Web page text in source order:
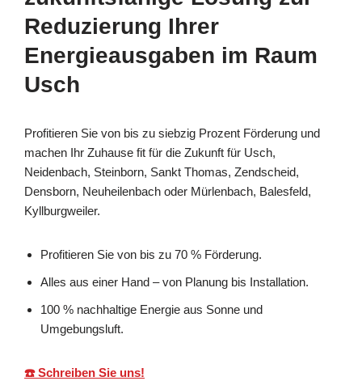
Reduzierung Ihrer
Energieausgaben im Raum
Usch
Profitieren Sie von bis zu siebzig Prozent Förderung und
machen Ihr Zuhause fit für die Zukunft für Usch,
Neidenbach, Steinborn, Sankt Thomas, Zendscheid,
Densborn, Neuheilenbach oder Mürlenbach, Balesfeld,
Kyllburgweiler.
Profitieren Sie von bis zu 70 % Förderung.
Alles aus einer Hand – von Planung bis Installation.
100 % nachhaltige Energie aus Sonne und
Umgebungsluft.
☎️ Schreiben Sie uns!